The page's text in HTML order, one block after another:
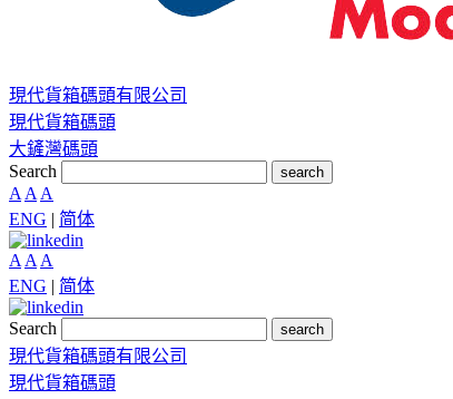
現代貨箱碼頭有限公司
現代貨箱碼頭
大鏟灣碼頭
Search
search
A A A
ENG | 简体
A A A
ENG | 简体
Search search
現代貨箱碼頭有限公司
現代貨箱碼頭